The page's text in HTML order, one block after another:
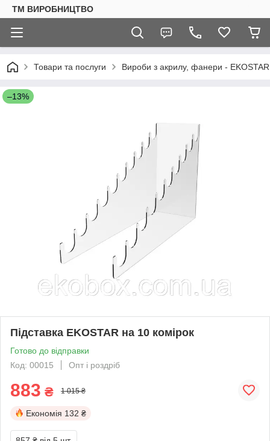
ТМ ВИРОБНИЦТВО
Товари та послуги Вироби з акрилу, фанери - EKOSTAR
–13%
Підставка EKOSTAR на 10 комірок
Готово до відправки
Код: 00015
Опт і роздріб
883 ₴ 1 015 ₴
Економія 132 ₴